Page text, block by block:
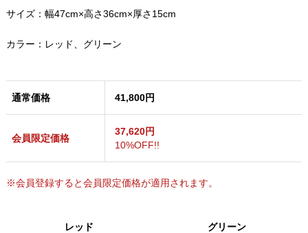
サイズ：幅47cm×高さ36cm×厚さ15cm
カラー：レッド、グリーン
通常価格 41,800円
会員限定価格
37,620円
10%OFF!!
※会員登録すると会員限定価格が適用されます。
レッド グリーン